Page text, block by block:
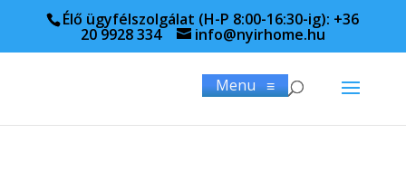
Élő ügyfélszolgálat (H-P 8:00-16:30-ig): +36
20 9928 334 info@nyirhome.hu
Menu≡